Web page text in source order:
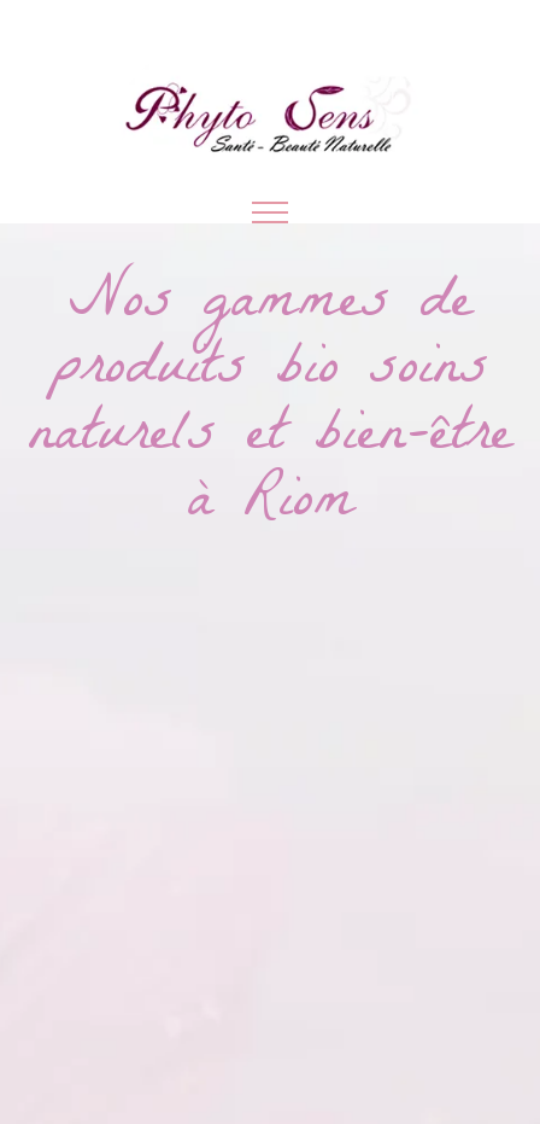
Nos gammes de
produits bio soins
naturels et bien-être
à Riom